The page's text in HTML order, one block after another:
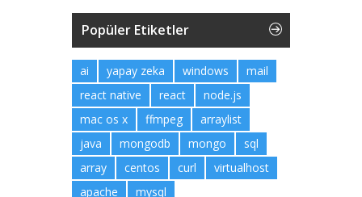
Popüler Etiketler
ai yapay zeka windows
mail
react native
react
node.js
mac os x
ffmpeg
arraylist
java
mongodb mongo
sql
array
centos curl
virtualhost
apache
mysql